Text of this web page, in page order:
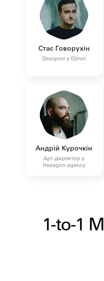
Стас Говорухін
Designer у Djinni
Андрій Курочкін
Арт-директор у
Hexagon.agency
1-to-1